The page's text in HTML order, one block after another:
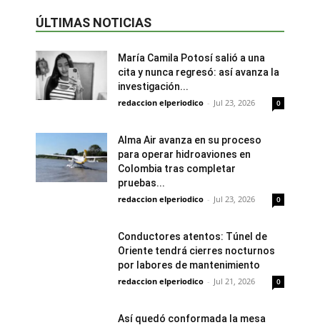
ÚLTIMAS NOTICIAS
María Camila Potosí salió a una
cita y nunca regresó: así avanza la
investigación...
redaccion elperiodico - Jul 23, 2026 0
Alma Air avanza en su proceso
para operar hidroaviones en
Colombia tras completar
pruebas...
redaccion elperiodico - Jul 23, 2026 0
Conductores atentos: Túnel de
Oriente tendrá cierres nocturnos
por labores de mantenimiento
redaccion elperiodico - Jul 21, 2026 0
Así quedó conformada la mesa